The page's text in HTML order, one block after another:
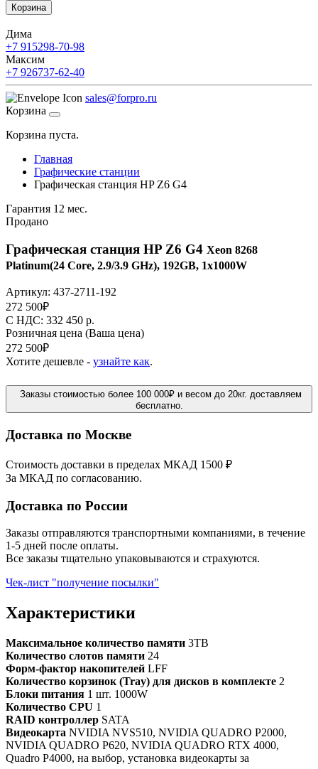
Корзина
Дима
+7 915298-70-98
Максим
+7 926737-62-40
sales@forpro.ru
Корзина
Корзина пуста.
Главная
Графические станции
Графическая станция HP Z6 G4
Гарантия 12 мес.
Продано
Графическая станция HP Z6 G4 Xeon 8268
Platinum(24 Core, 2.9/3.9 GHz), 192GB, 1x1000W
Артикул: 437-2711-192
272 500₽
C НДС: 332 450 р.
Розничная цена (Ваша цена)
272 500₽
Хотите дешевле - узнайте как.
Заказы стоимостью более 100 000₽ и весом до 20кг. доставляем
бесплатно.
Доставка по Москве
Стоимость доставки в пределах МКАД 1500 ₽
За МКАД по согласованию.
Доставка по России
Заказы отправляются транспортными компаниями, в течение
1-5 дней после оплаты.
Все заказы тщательно упаковываются и страхуются.
Чек-лист "получение посылки"
Характеристики
Максимальное количество памяти 3TB
Количество слотов памяти 24
Форм-фактор накопителей LFF
Количество корзинок (Tray) для дисков в комплекте 2
Блоки питания 1 шт. 1000W
Количество CPU 1
RAID контроллер SATA
Видеокарта NVIDIA NVS510, NVIDIA QUADRO P2000,
NVIDIA QUADRO P620, NVIDIA QUADRO RTX 4000,
Quadro P4000, на выбор, установка видеокарты за